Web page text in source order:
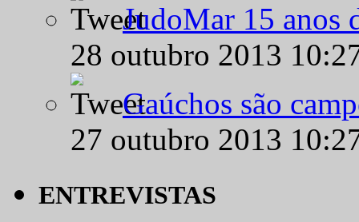
JudoMar 15 anos
28 outubro 2013
Gaúchos são
27 outubro 2013
ENTREVISTAS